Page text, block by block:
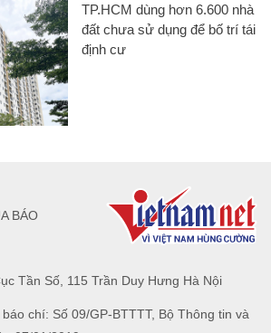
TP.HCM dùng hơn 6.600 nhà
đất chưa sử dụng để bố trí tái
định cư
Tần Số, 115 Trần Duy Hưng Hà Nội
chí: Số 09/GP-BTTTT, Bộ Thông tin và
BÁO